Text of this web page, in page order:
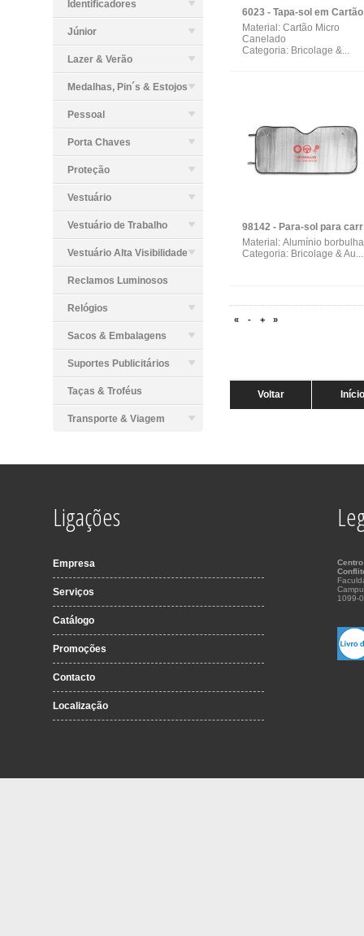
Identificadores
Júnior
Lazer & Verão
Medalhas, Pin´s & Estojos
Pessoal
Porta Chaves
Proteção
Vestuário
Vestuário de Trabalho
Vestuário Alta Visibilidade
Reclamos Luminosos
Relógios
Sacos & Embalagens
Suportes Publicitários
Taças & Troféus
Transporte & Viagem
Material: Cartão Micro
Canelado
Categoria: Bricolage &...
Material: Alumínio borbulha
Categoria: Bricolage & Au...
« - + »
Voltar Início
Ligações
Empresa
Serviços
Catálogo
Promoções
Contacto
Localização
1099-